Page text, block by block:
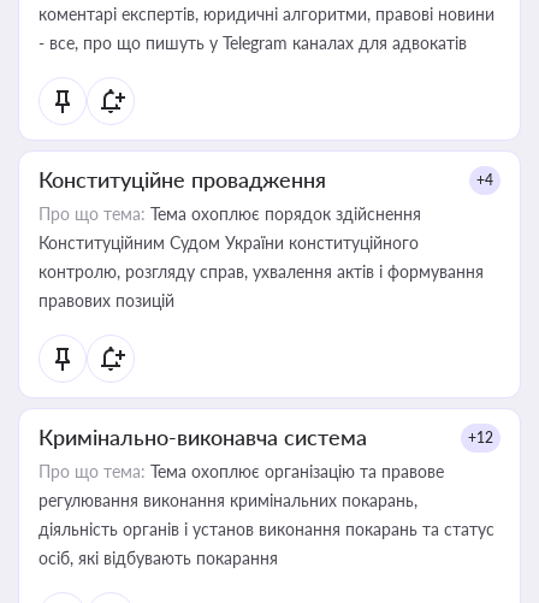
коментарі експертів, юридичні алгоритми, правові новини
- все, про що пишуть у Telegram каналах для адвокатів
Конституційне провадження +4
Про що тема: Тема охоплює порядок здійснення
Конституційним Судом України конституційного
контролю, розгляду справ, ухвалення актів і формування
правових позицій
Кримінально-виконавча система +12
Про що тема: Тема охоплює організацію та правове
регулювання виконання кримінальних покарань,
діяльність органів і установ виконання покарань та статус
осіб, які відбувають покарання